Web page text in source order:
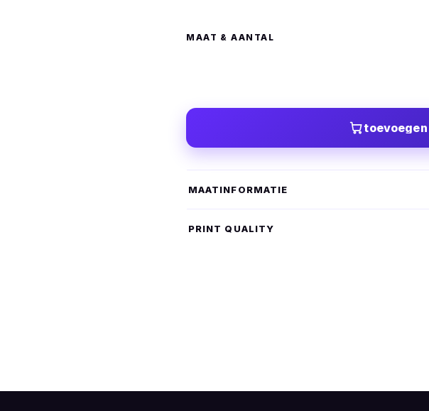
MAAT
toevoegen
MAATINFORMATIE
PRINT QUALITY